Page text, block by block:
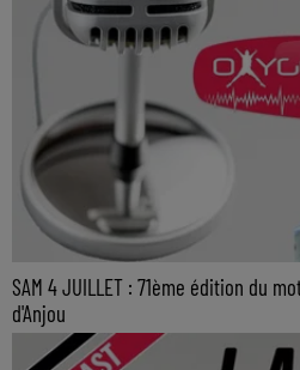
SAM 4 JUILLET : 71ème édition du
d'Anjou